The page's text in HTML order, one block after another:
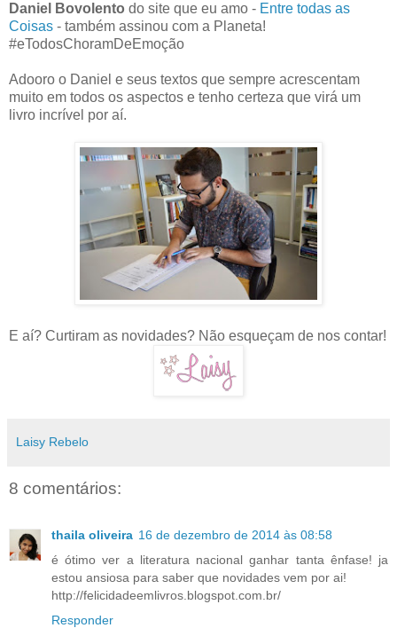
Daniel Bovolento do site que eu amo - Entre todas as
Coisas - também assinou com a Planeta!
#eTodosChoramDeEmoção
Adooro o Daniel e seus textos que sempre acrescentam
muito em todos os aspectos e tenho certeza que virá um
livro incrível por aí.
E aí? Curtiram as novidades? Não esqueçam de nos contar!
Laisy Rebelo
8 comentários:
thaila oliveira 16 de dezembro de 2014 às 08:58
é ótimo ver a literatura nacional ganhar tanta ênfase! ja
estou ansiosa para saber que novidades vem por ai!
http://felicidadeemlivros.blogspot.com.br/
Responder